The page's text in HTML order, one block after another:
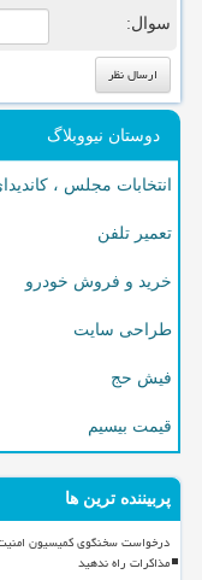
سوال:
دوستان نیووبلاگ
انتخابات مجلس ،
تعمیر تلفن
خرید و فروش خودرو
طراحی سایت
فیش حج
قیمت بیسیم
پربیننده ترین ها
درخواست سخنگوی کمیسیون امنیت
مذاکرات راه ندهید